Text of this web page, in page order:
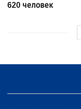
620 человек